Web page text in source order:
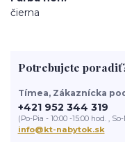
čierna
Potrebujete
Tímea, Zákaznícka
+421 952 344 319
(Po-Pia - 10:00 -15:00 hod. , So-
info@kt-nabytok.sk